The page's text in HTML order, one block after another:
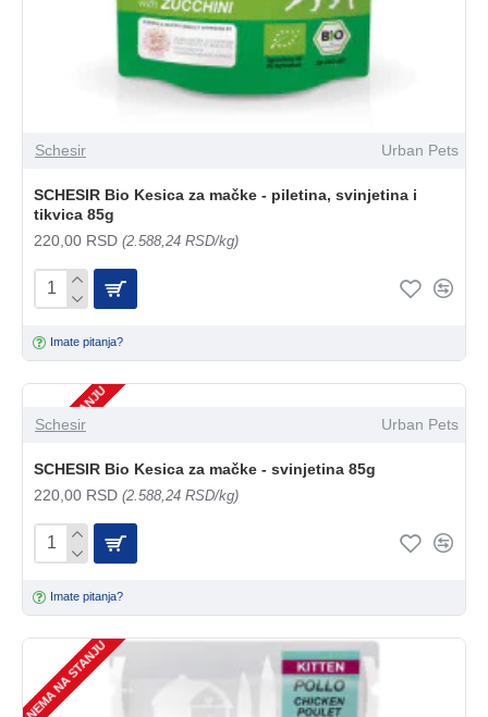
Schesir Urban Pets
SCHESIR Bio Kesica za mačke - piletina, svinjetina i
tikvica 85g
220,00 RSD (2.588,24 RSD/kg)
Imate pitanja?
NEMA NA STANJU
Schesir Urban Pets
SCHESIR Bio Kesica za mačke - svinjetina 85g
220,00 RSD (2.588,24 RSD/kg)
Imate pitanja?
NEMA NA STANJU